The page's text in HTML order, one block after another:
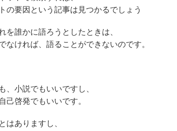
の要因という記事は見つかるでしょう
を誰かに語ろうとしたときは、
なければ、語ることができないのです。
、小説でもいいですし、
己啓発でもいいです。
はありますし、